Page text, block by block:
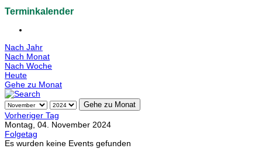
Terminkalender
Nach Jahr
Nach Monat
Nach Woche
Heute
Gehe zu Monat
Gehe zu Monat
Vorheriger Tag
Montag, 04. November 2024
Folgetag
Es wurden keine Events gefunden